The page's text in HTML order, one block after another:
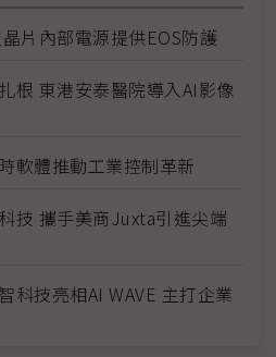
片內部電源提供EOS防護
根 東港安泰醫院導入AI影像
軟體推動工業控制革新
技 攜手美商Juxta引進尖端
科技亮相AI WAVE 主打企業